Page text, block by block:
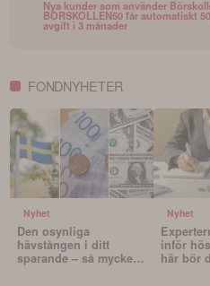
Nya kunder som använder
BORSKOLLEN50 får automatiskt
avgift i 3 månader
FONDNYHETER
Nyhet
Den osynliga
hävstången i ditt
sparande – så mycket
Nyhet
inför
här bör